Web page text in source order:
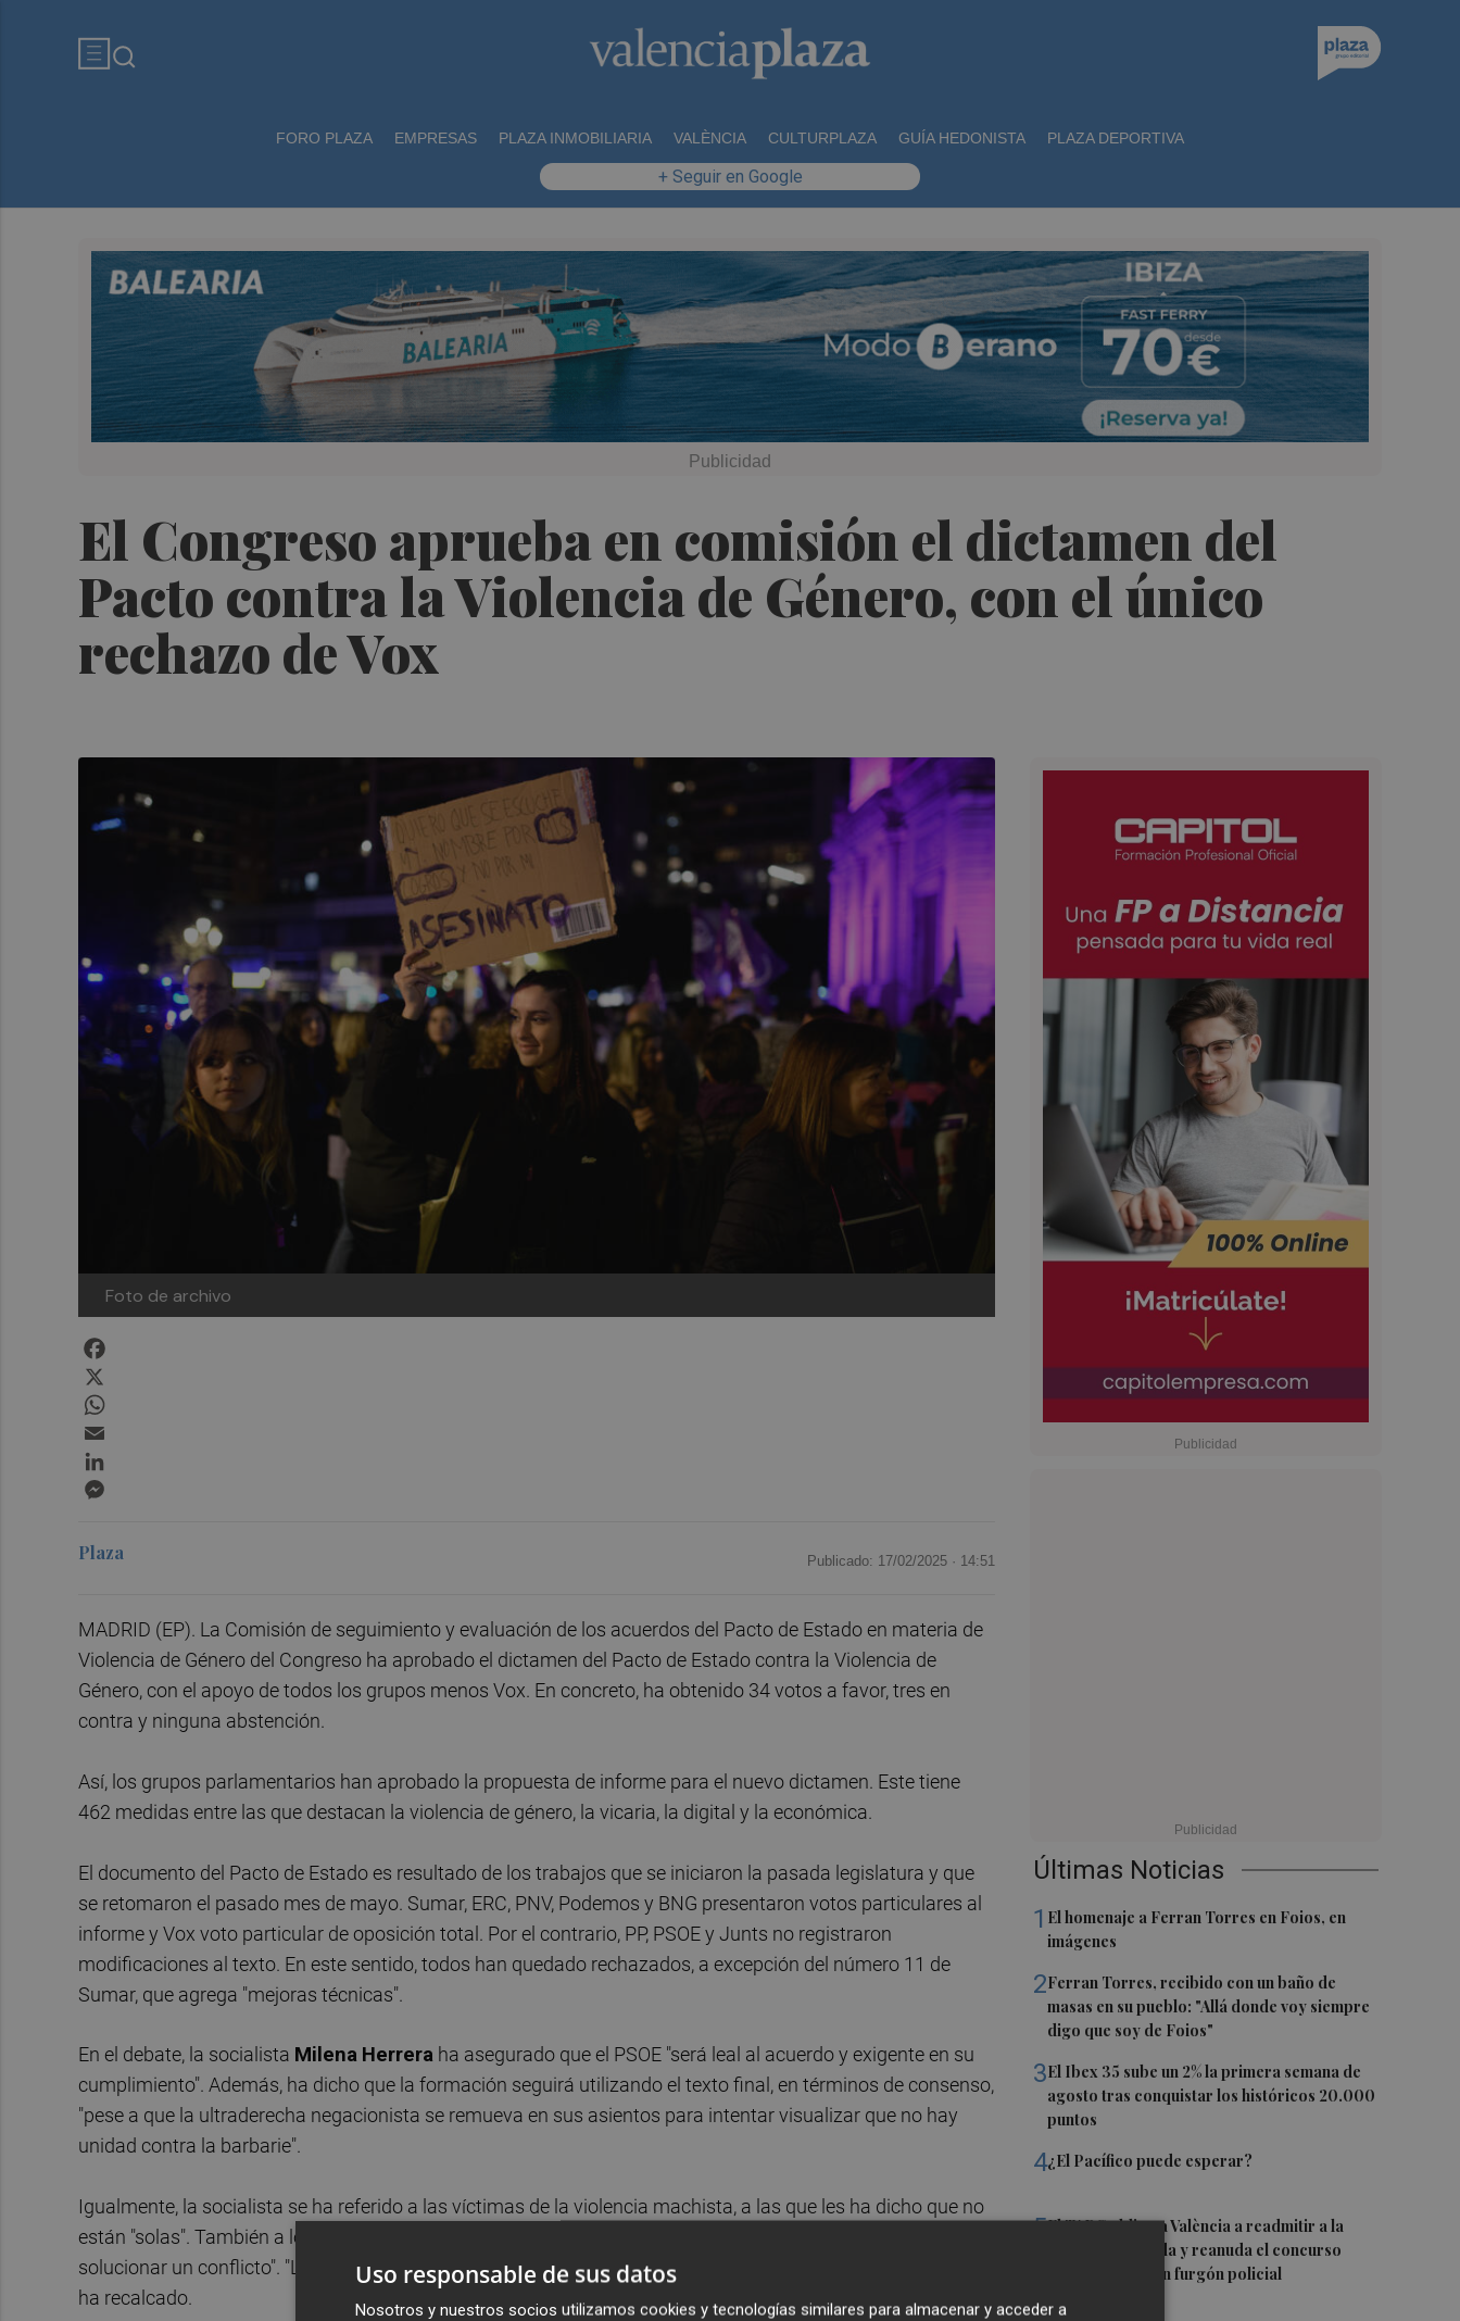
FORO PLAZA EMPRESAS PLAZA INMOBILIARIA VALÈNCIA CULTURPLAZA GUÍA HEDONISTA PLAZA DEPORTIVA
+ Seguir en Google
El Congreso aprueba en comisión el dictamen del
Pacto contra la Violencia de Género, con el único
rechazo de Vox
Foto de archivo
Últimas Noticias
1 El homenaje a Ferran Torres en Foios, en
imágenes
2Ferran Torres, recibido con un baño de
masas en su pueblo: "Allá donde voy siempre
digo que soy de Foios"
3El Ibex 35 sube un 2% la primera semana de
agosto tras conquistar los históricos 20.000
puntos
4¿El Pacífico puede esperar?
5El TARC obliga a València a readmitir a la
empresa excluida y reanuda el concurso
para comprar un furgón policial
Plaza Publicado: 17/02/2025 · 14:51
MADRID (EP). La Comisión de seguimiento y evaluación de los acuerdos del Pacto de Estado en materia de
Violencia de Género del Congreso ha aprobado el dictamen del Pacto de Estado contra la Violencia de
Género, con el apoyo de todos los grupos menos Vox. En concreto, ha obtenido 34 votos a favor, tres en
contra y ninguna abstención.
Así, los grupos parlamentarios han aprobado la propuesta de informe para el nuevo dictamen. Este tiene
462 medidas entre las que destacan la violencia de género, la vicaria, la digital y la económica.
El documento del Pacto de Estado es resultado de los trabajos que se iniciaron la pasada legislatura y que
se retomaron el pasado mes de mayo. Sumar, ERC, PNV, Podemos y BNG presentaron votos particulares al
informe y Vox voto particular de oposición total. Por el contrario, PP, PSOE y Junts no registraron
modificaciones al texto. En este sentido, todos han quedado rechazados, a excepción del número 11 de
Sumar, que agrega "mejoras técnicas".
En el debate, la socialista Milena Herrera ha asegurado que el PSOE "será leal al acuerdo y exigente en su
cumplimiento". Además, ha dicho que la formación seguirá utilizando el texto final, en términos de consenso,
"pese a que la ultraderecha negacionista se remueva en sus asientos para intentar visualizar que no hay
unidad contra la barbarie".
Igualmente, la socialista se ha referido a las víctimas de la violencia machista, a las que les ha dicho que no
están "solas". También a los agresores, que "creen en la violencia como forma de imponer su criterio o
solucionar un conflicto". "Los agresores, señorías, ellos sí deben de escuchar y de entender que están solos",
ha recalcado.
Uso responsable de sus datos
Nosotros y nuestros socios utilizamos cookies y tecnologías similares para almacenar y acceder a